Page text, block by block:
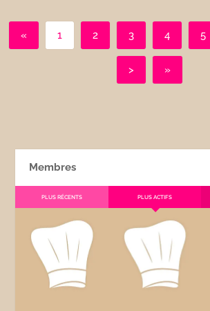
« 1 2 3 4 5
> »
Membres
PLUS RÉCENTS PLUS ACTIFS